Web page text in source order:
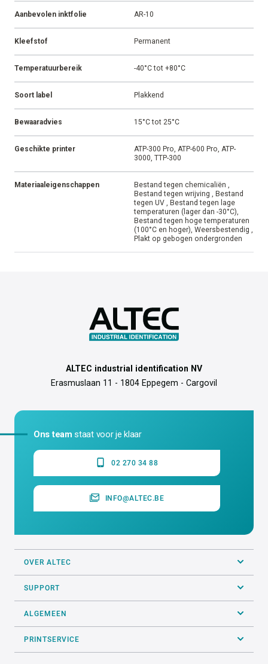
Aanbevolen inktfolie AR-10
Kleefstof Permanent
Temperatuurbereik -40°C tot +80°C
Soort label Plakkend
Bewaaradvies 15°C tot 25°C
Geschikte printer
ATP-300 Pro, ATP-600 Pro, ATP-
3000, TTP-300
Materiaaleigenschappen
Bestand tegen chemicaliën ,
Bestand tegen wrijving , Bestand
tegen UV , Bestand tegen lage
temperaturen (lager dan -30°C),
Bestand tegen hoge temperaturen
(100°C en hoger), Weersbestendig ,
Plakt op gebogen ondergronden
ALTEC industrial identification NV
Erasmuslaan 11 - 1804 Eppegem - Cargovil
Ons team staat voor je klaar
02 270 34 88
INFO@ALTEC.BE
OVER ALTEC
SUPPORT
ALGEMEEN
PRINTSERVICE